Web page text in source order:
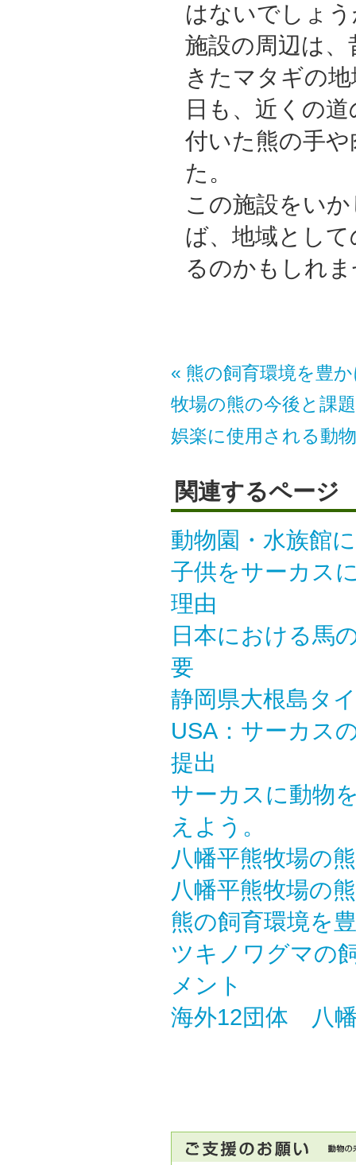
はないでしょ
施設の周辺は
きたマタギの
日も、近くの
付いた熊の手
た。
この施設をい
ば、地域とし
るのかもしれ
« 熊の飼育環境を豊
牧場の熊の今後と課
娯楽に使用される動
関連するページ
動物園・水族館
子供をサーカス
理由
日本における馬
要
静岡県大根島タ
USA：サーカス
提出
サーカスに動物
えよう。
八幡平熊牧場の
八幡平熊牧場の
熊の飼育環境を
ツキノワグマの
メント
海外12団体 八